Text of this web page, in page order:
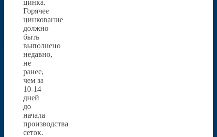
цинка.
Горячее
цинкование
должно
быть
выполнено
недавно,
не
ранее,
чем за
10-14
дней
до
начала
производства
сеток.